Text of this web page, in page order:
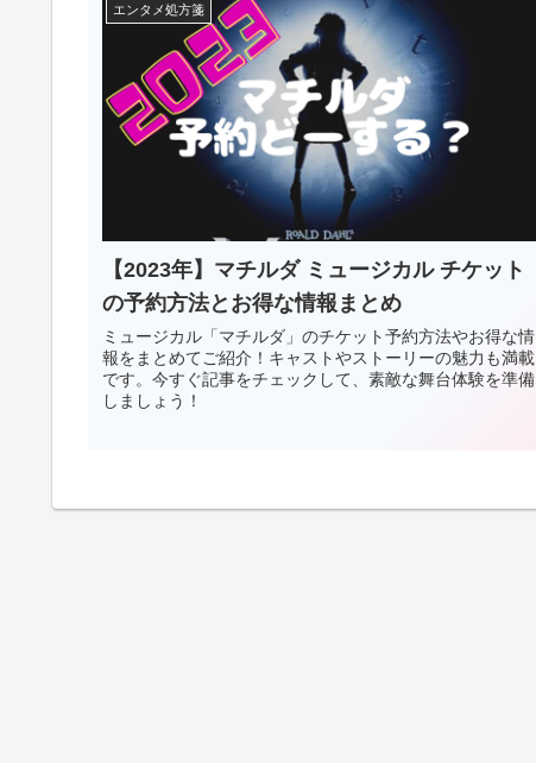
エンタメ処方箋
【2023年】マチルダ ミュージカル チケット
の予約方法とお得な情報まとめ
ミュージカル「マチルダ」のチケット予約方法やお得な情
報をまとめてご紹介！キャストやストーリーの魅力も満載
です。今すぐ記事をチェックして、素敵な舞台体験を準備
しましょう！